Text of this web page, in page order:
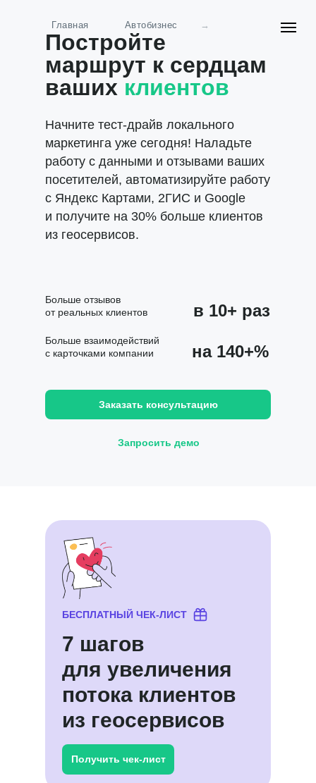
Постройте
маршрут к сердцам
ваших клиентов
Начните тест-драйв локального
маркетинга уже сегодня! Наладьте
работу с данными и отзывами ваших
посетителей, автоматизируйте работу
с Яндекс Картами, 2ГИС и Google
и получите на 30% больше клиентов
из геосервисов.
Запросить демо
Заказать консультацию
Больше отзывов
от реальных клиентов
в 10+ раз
Больше взаимодействий
с карточками компании
на 140+%
Автобизнес
Главная →
7 шагов
для увеличения
потока клиентов
из геосервисов
БЕСПЛАТНЫЙ ЧЕК-ЛИСТ
Получить чек-лист